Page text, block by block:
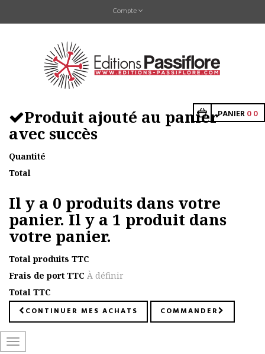
Compte
PANIER00
Produit ajouté au panier
avec succès
Quantité
Total
Il y a 0 produits dans votre
panier.Il y a 1 produit dans
votre panier.
Total produits TTC
Frais de port TTC À définir
Total TTC
CONTINUER MES ACHATS COMMANDER
Basculer